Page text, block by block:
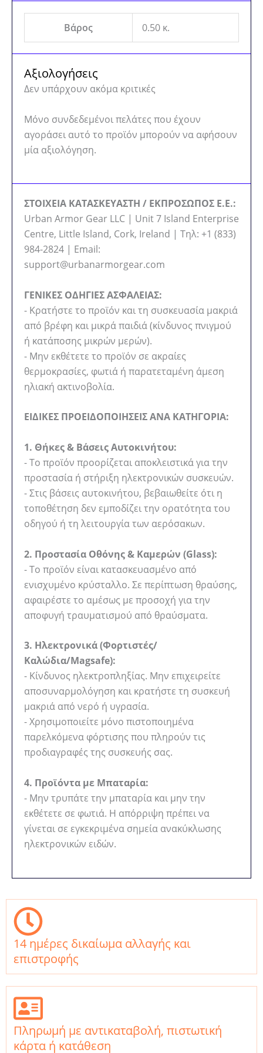
Βάρος 0.50 κ.
Αξιολογήσεις
Δεν υπάρχουν ακόμα κριτικές
Μόνο συνδεδεμένοι πελάτες που έχουν
αγοράσει αυτό το προϊόν μπορούν να αφήσουν
μία αξιολόγηση.
ΣΤΟΙΧΕΙΑ ΚΑΤΑΣΚΕΥΑΣΤΗ / ΕΚΠΡΟΣΩΠΟΣ Ε.Ε.:
Urban Armor Gear LLC | Unit 7 Island Enterprise
Centre, Little Island, Cork, Ireland | Τηλ: +1 (833)
984-2824 | Email:
support@urbanarmorgear.com
ΓΕΝΙΚΕΣ ΟΔΗΓΙΕΣ ΑΣΦΑΛΕΙΑΣ:
- Κρατήστε το προϊόν και τη συσκευασία μακριά
από βρέφη και μικρά παιδιά (κίνδυνος πνιγμού
ή κατάποσης μικρών μερών).
- Μην εκθέτετε το προϊόν σε ακραίες
θερμοκρασίες, φωτιά ή παρατεταμένη άμεση
ηλιακή ακτινοβολία.
ΕΙΔΙΚΕΣ ΠΡΟΕΙΔΟΠΟΙΗΣΕΙΣ ΑΝΑ ΚΑΤΗΓΟΡΙΑ:
1. Θήκες & Βάσεις Αυτοκινήτου:
- Το προϊόν προορίζεται αποκλειστικά για την
προστασία ή στήριξη ηλεκτρονικών συσκευών.
- Στις βάσεις αυτοκινήτου, βεβαιωθείτε ότι η
τοποθέτηση δεν εμποδίζει την ορατότητα του
οδηγού ή τη λειτουργία των αερόσακων.
2. Προστασία Οθόνης & Καμερών (Glass):
- Το προϊόν είναι κατασκευασμένο από
ενισχυμένο κρύσταλλο. Σε περίπτωση θραύσης,
αφαιρέστε το αμέσως με προσοχή για την
αποφυγή τραυματισμού από θραύσματα.
3. Ηλεκτρονικά (Φορτιστές/
Καλώδια/Magsafe):
- Κίνδυνος ηλεκτροπληξίας. Μην επιχειρείτε
αποσυναρμολόγηση και κρατήστε τη συσκευή
μακριά από νερό ή υγρασία.
- Χρησιμοποιείτε μόνο πιστοποιημένα
παρελκόμενα φόρτισης που πληρούν τις
προδιαγραφές της συσκευής σας.
4. Προϊόντα με Μπαταρία:
- Μην τρυπάτε την μπαταρία και μην την
εκθέτετε σε φωτιά. Η απόρριψη πρέπει να
γίνεται σε εγκεκριμένα σημεία ανακύκλωσης
ηλεκτρονικών ειδών.
14 ημέρες δικαίωμα αλλαγής και
επιστροφής
Πληρωμή με αντικαταβολή, πιστωτική
κάρτα ή κατάθεση